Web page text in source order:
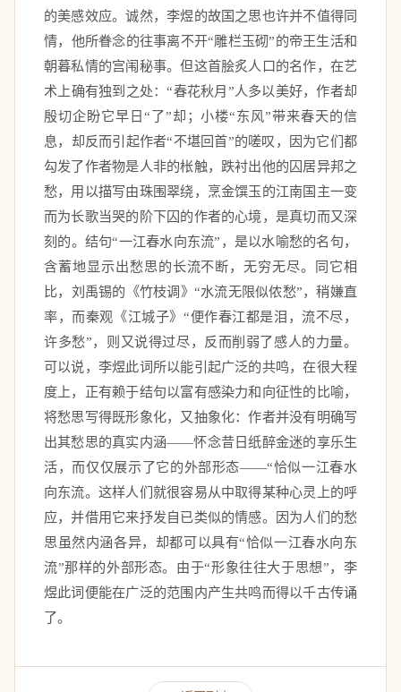
的美感效应。诚然，李煜的故国之思也许并不值得同
情，他所眷念的往事离不开“雕栏玉砌”的帝王生活和
朝暮私情的宫闱秘事。但这首脍炙人口的名作，在艺
术上确有独到之处：“春花秋月”人多以美好，作者却
殷切企盼它早日“了”却；小楼“东风”带来春天的信
息，却反而引起作者“不堪回首”的嗟叹，因为它们都
勾发了作者物是人非的枨触，跌衬出他的囚居异邦之
愁，用以描写由珠围翠绕，烹金馔玉的江南国主一变
而为长歌当哭的阶下囚的作者的心境，是真切而又深
刻的。结句“一江春水向东流”，是以水喻愁的名句，
含蓄地显示出愁思的长流不断，无穷无尽。同它相
比，刘禹锡的《竹枝调》“水流无限似侬愁”，稍嫌直
率，而秦观《江城子》“便作春江都是泪，流不尽，
许多愁”，则又说得过尽，反而削弱了感人的力量。
可以说，李煜此词所以能引起广泛的共鸣，在很大程
度上，正有赖于结句以富有感染力和向征性的比喻，
将愁思写得既形象化，又抽象化：作者并没有明确写
出其愁思的真实内涵——怀念昔日纸醉金迷的享乐生
活，而仅仅展示了它的外部形态——“恰似一江春水
向东流。这样人们就很容易从中取得某种心灵上的呼
应，并借用它来抒发自已类似的情感。因为人们的愁
思虽然内涵各异，却都可以具有“恰似一江春水向东
流”那样的外部形态。由于“形象往往大于思想”，李
煜此词便能在广泛的范围内产生共鸣而得以千古传诵
了。